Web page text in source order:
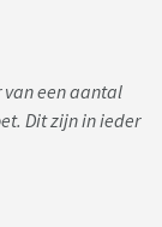
een aantal
Dit zijn in ieder